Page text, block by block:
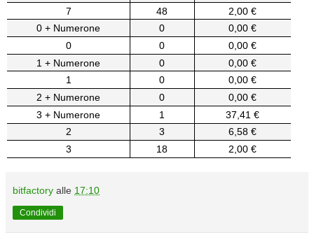
7
48
2,00 €
0 + Numerone
0
0,00 €
0
0
0,00 €
1 + Numerone
0
0,00 €
1
0
0,00 €
2 + Numerone
0
0,00 €
3 + Numerone
1
37,41 €
2
3
6,58 €
3
18 2,00 €
bitfactory alle 17:10
Condividi